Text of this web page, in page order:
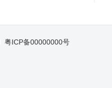
粤ICP备00000000号